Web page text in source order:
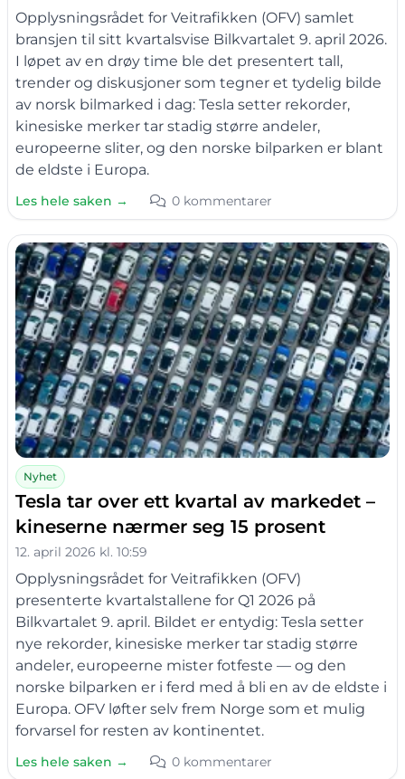
Opplysningsrådet for Veitrafikken (OFV) samlet
bransjen til sitt kvartalsvise Bilkvartalet 9. april 2026.
I løpet av en drøy time ble det presentert tall,
trender og diskusjoner som tegner et tydelig bilde
av norsk bilmarked i dag: Tesla setter rekorder,
kinesiske merker tar stadig større andeler,
europeerne sliter, og den norske bilparken er blant
de eldste i Europa.
Les hele saken → 0 kommentarer
Nyhet
Tesla tar over ett kvartal av markedet –
kineserne nærmer seg 15 prosent
12. april 2026 kl. 10:59
Opplysningsrådet for Veitrafikken (OFV)
presenterte kvartalstallene for Q1 2026 på
Bilkvartalet 9. april. Bildet er entydig: Tesla setter
nye rekorder, kinesiske merker tar stadig større
andeler, europeerne mister fotfeste — og den
norske bilparken er i ferd med å bli en av de eldste i
Europa. OFV løfter selv frem Norge som et mulig
forvarsel for resten av kontinentet.
Les hele saken → 0 kommentarer